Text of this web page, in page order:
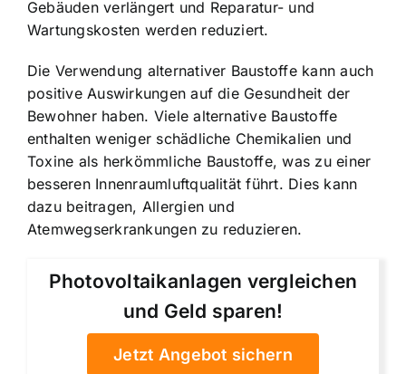
Gebäuden verlängert und Reparatur- und
Wartungskosten werden reduziert.
Die Verwendung alternativer Baustoffe kann auch
positive Auswirkungen auf die Gesundheit der
Bewohner haben. Viele alternative Baustoffe
enthalten weniger schädliche Chemikalien und
Toxine als herkömmliche Baustoffe, was zu einer
besseren Innenraumluftqualität führt. Dies kann
dazu beitragen, Allergien und
Atemwegserkrankungen zu reduzieren.
Photovoltaikanlagen vergleichen
und Geld sparen!
Jetzt Angebot sichern